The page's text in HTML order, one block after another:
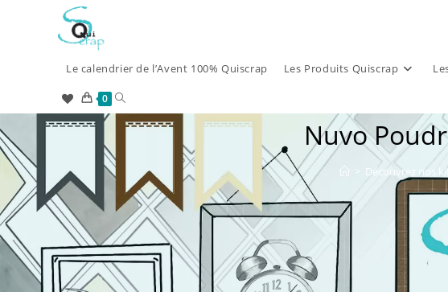
Le calendrier de l’Avent 100% Quiscrap Les Produits Quiscrap
0 Toggle
website
search
Nuvo
> Découvrez nos